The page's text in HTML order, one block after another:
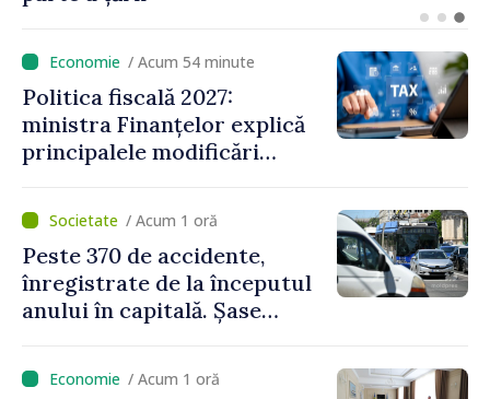
caniculă
/ Acum 54 minute
Politica fiscală 2027:
ministra Finanțelor explică
principalele modificări
bunurile imobiliare, taxele
locale și rutiere
/ Acum 1 oră
Peste 370 de accidente,
înregistrate de la începutul
anului în capitală. Șase
/ Acum 1 oră